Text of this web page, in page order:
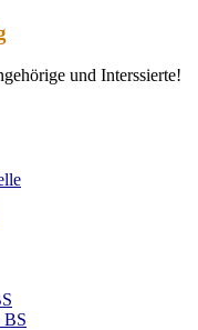
und Interssierte!
BS